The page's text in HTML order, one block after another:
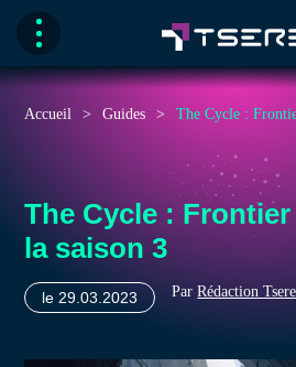
Accueil Guides The Cycle :
The Cycle :
la saison 3
le 29.03.2023 ParRédaction